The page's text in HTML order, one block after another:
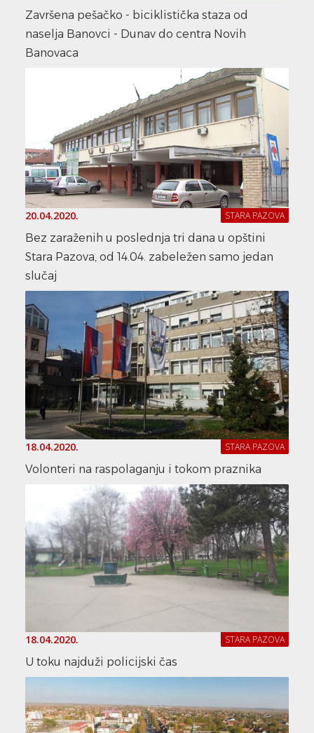
Završena pešačko - biciklistička staza od
naselja Banovci - Dunav do centra Novih
Banovaca
20.04.2020. STARA PAZOVA
Bez zaraženih u poslednja tri dana u opštini
Stara Pazova, od 14.04. zabeležen samo jedan
slučaj
18.04.2020. STARA PAZOVA
Volonteri na raspolaganju i tokom praznika
18.04.2020. STARA PAZOVA
U toku najduži policijski čas